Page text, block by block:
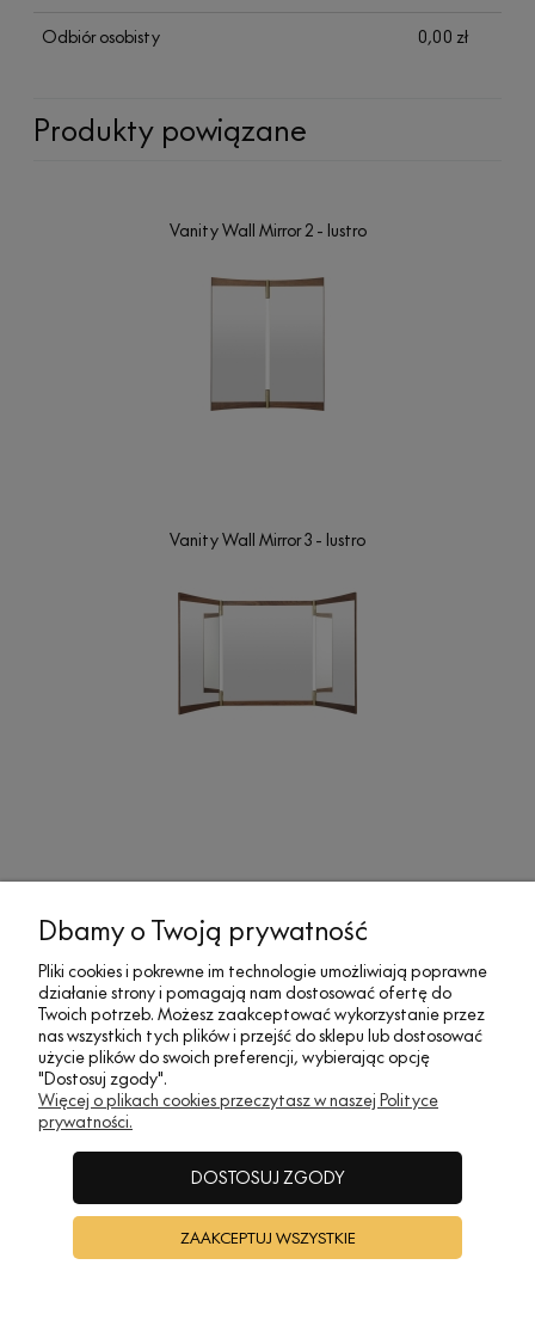
Odbiór osobisty 0,00 zł
Produkty powiązane
Vanity Wall Mirror 2 - lustro
Vanity Wall Mirror 3 - lustro
MOJE KONTO
SOCIAL MEDIA
INFORMACJE
A•TAK DESIGN
Dbamy o Twoją prywatność
Pliki cookies i pokrewne im technologie umożliwiają poprawne
działanie strony i pomagają nam dostosować ofertę do
Twoich potrzeb. Możesz zaakceptować wykorzystanie przez
nas wszystkich tych plików i przejść do sklepu lub dostosować
użycie plików do swoich preferencji, wybierając opcję
"Dostosuj zgody".
Więcej o plikach cookies przeczytasz w naszej Polityce
prywatności.
DOSTOSUJ ZGODY
ZAAKCEPTUJ WSZYSTKIE